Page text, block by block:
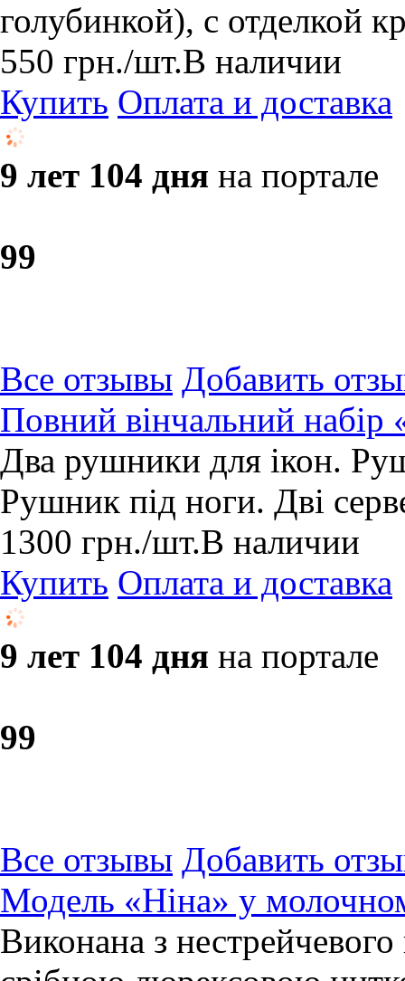
голубинкой), с отделкой
550 грн./шт.В наличии
Купить Оплата и доставка
9 лет 104 дня на портале
99
Все отзывы Добавить
Повний вінчальний
Два рушники для ікон.
Рушник під ноги. Дві
1300 грн./шт.В наличии
Купить Оплата и доставка
9 лет 104 дня на портале
99
Все отзывы Добавить
Модель «Ніна» у
Виконана з